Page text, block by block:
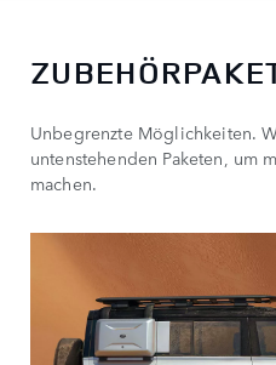
Unbegrenzte Möglichkeiten.
untenstehenden Paketen, um
machen.